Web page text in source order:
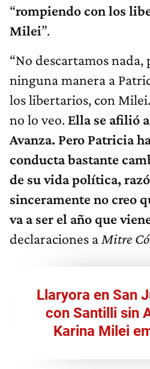
“rompiendo con los
Milei”.
“No descartamos nada,
ninguna manera a
los libertarios, con
no lo veo. Ella se afilió
Avanza. Pero Patricia
conducta bastante
de su vida política,
sinceramente no creo
va a ser el año que
declaraciones a Mitre
Llaryora en San
con Santilli sin
Karina Milei